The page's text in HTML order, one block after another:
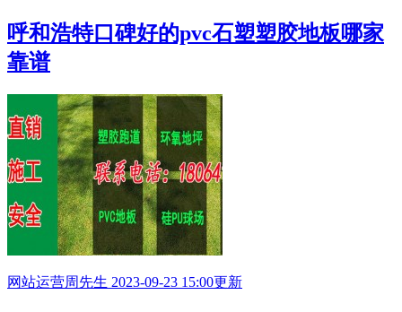
呼和浩特口碑好的pvc石塑塑胶地板哪家
靠谱
网站运营周先生 2023-09-23 15:00更新